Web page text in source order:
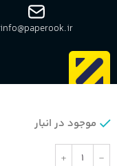
موجود در انبار
info@paperook.ir